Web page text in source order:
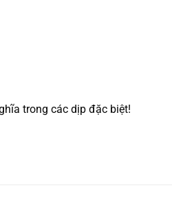
trong các dịp đặc biệt!